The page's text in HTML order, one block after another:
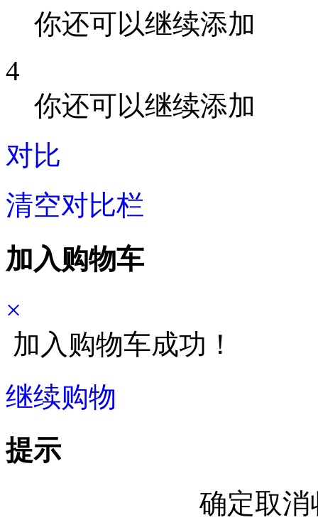
你还可以继续添加
4
你还可以继续添加
对比
清空对比栏
加入购物车
×
加入购物车成功！
继续购物
提示
确定取